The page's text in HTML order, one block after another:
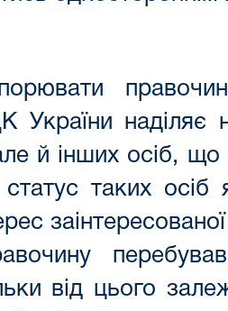
України
й інших осіб,
таких осіб
від цього